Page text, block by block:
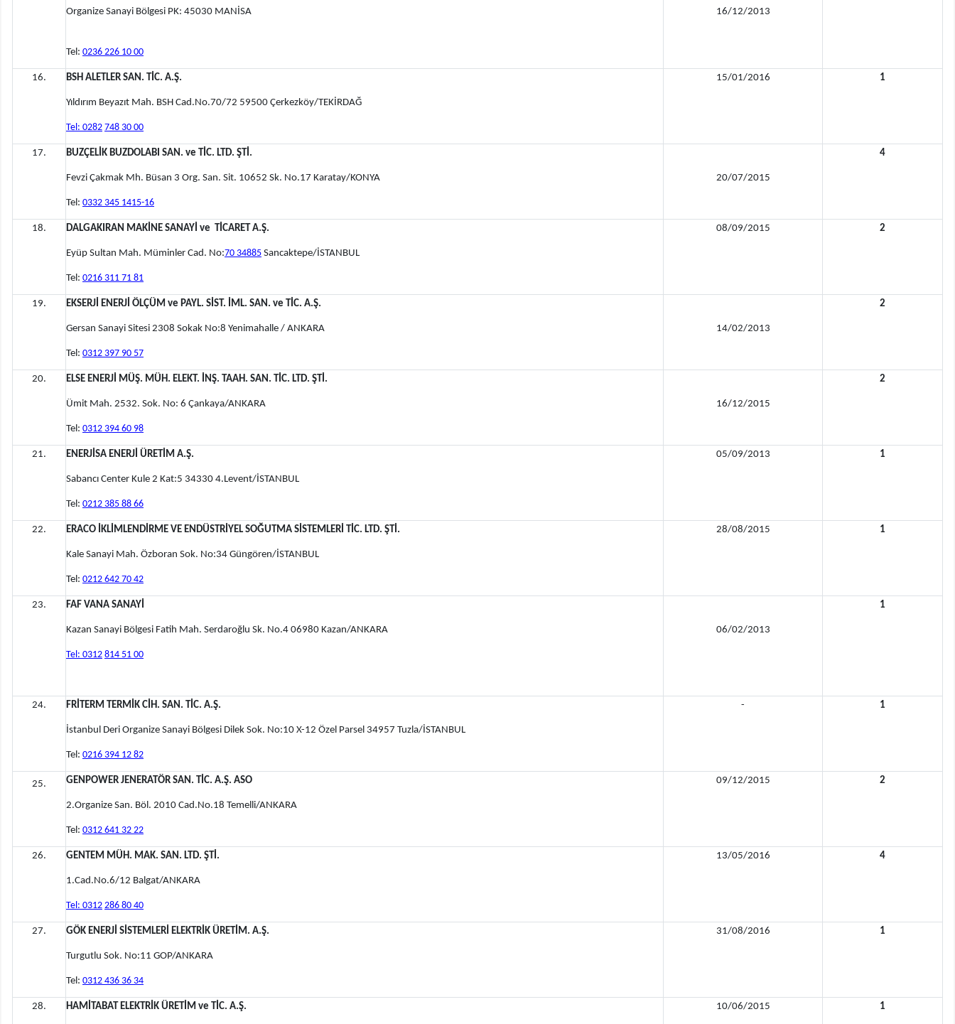
Organize Sanayi Bölgesi PK: 45030 MANİSA
Tel: 0236 226 10 00
16/12/2013
16. BSH ALETLER SAN. TİC. A.Ş.
Yıldırım Beyazıt Mah. BSH Cad.No.70/72 59500 Çerkezköy/TEKİRDAĞ
Tel: 0282 748 30 00
15/01/2016 1
17. BUZÇELİK BUZDOLABI SAN. ve TİC. LTD. ŞTİ.
Fevzi Çakmak Mh. Büsan 3 Org. San. Sit. 10652 Sk. No.17 Karatay/KONYA
Tel: 0332 345 1415-16
20/07/2015
4
18. DALGAKIRAN MAKİNE SANAYİ ve TİCARET A.Ş.
Eyüp Sultan Mah. Müminler Cad. No:70 34885 Sancaktepe/İSTANBUL
Tel: 0216 311 71 81
08/09/2015 2
19. EKSERJİ ENERJİ ÖLÇÜM ve PAYL. SİST. İML. SAN. ve TİC. A.Ş.
Gersan Sanayi Sitesi 2308 Sokak No:8 Yenimahalle / ANKARA
Tel: 0312 397 90 57
14/02/2013
2
20. ELSE ENERJİ MÜŞ. MÜH. ELEKT. İNŞ. TAAH. SAN. TİC. LTD. ŞTİ.
Ümit Mah. 2532. Sok. No: 6 Çankaya/ANKARA
Tel: 0312 394 60 98
16/12/2015
2
21. ENERJİSA ENERJİ ÜRETİM A.Ş.
Sabancı Center Kule 2 Kat:5 34330 4.Levent/İSTANBUL
Tel: 0212 385 88 66
05/09/2013 1
22. ERACO İKLİMLENDİRME VE ENDÜSTRİYEL SOĞUTMA SİSTEMLERİ TİC. LTD. ŞTİ.
Kale Sanayi Mah. Özboran Sok. No:34 Güngören/İSTANBUL
Tel: 0212 642 70 42
28/08/2015 1
23. FAF VANA SANAYİ
Kazan Sanayi Bölgesi Fatih Mah. Serdaroğlu Sk. No.4 06980 Kazan/ANKARA
Tel: 0312 814 51 00
06/02/2013
1
24. FRİTERM TERMİK CİH. SAN. TİC. A.Ş.
İstanbul Deri Organize Sanayi Bölgesi Dilek Sok. No:10 X-12 Özel Parsel 34957 Tuzla/İSTANBUL
Tel: 0216 394 12 82
- 1
25. GENPOWER JENERATÖR SAN. TİC. A.Ş. ASO
2.Organize San. Böl. 2010 Cad.No.18 Temelli/ANKARA
Tel: 0312 641 32 22
09/12/2015 2
26. GENTEM MÜH. MAK. SAN. LTD. ŞTİ.
1.Cad.No.6/12 Balgat/ANKARA
Tel: 0312 286 80 40
13/05/2016 4
27. GÖK ENERJİ SİSTEMLERİ ELEKTRİK ÜRETİM. A.Ş.
Turgutlu Sok. No:11 GOP/ANKARA
Tel: 0312 436 36 34
31/08/2016 1
28. HAMİTABAT ELEKTRİK ÜRETİM ve TİC. A.Ş. 10/06/2015 1